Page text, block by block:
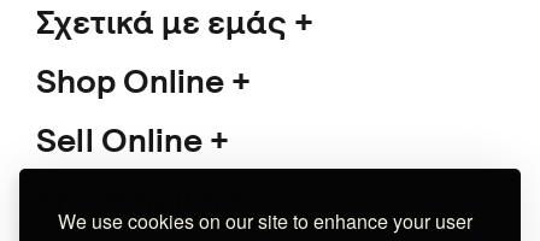
We use cookies on our site to enhance your user
Σχετικά με εμάς
Shop Online
Sell Online